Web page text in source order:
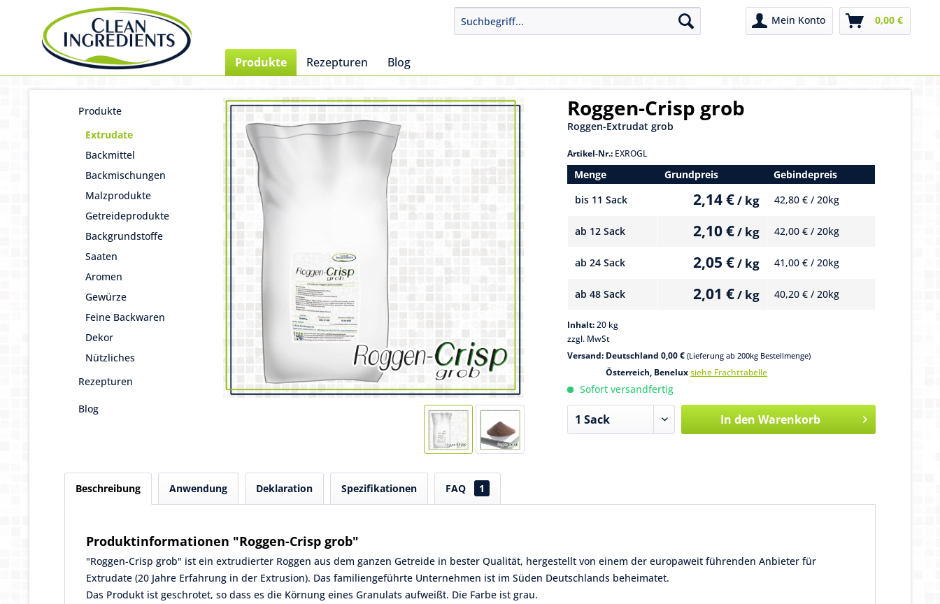
Mein Konto 0,00 €
Produkte Rezepturen Blog
Produkte
Extrudate
Backmittel
Backmischungen
Malzprodukte
Getreideprodukte
Backgrundstoffe
Saaten
Aromen
Gewürze
Feine Backwaren
Dekor
Nützliches
Rezepturen
Blog
Roggen-Crisp grob
Roggen-Extrudat grob
Artikel-Nr.: EXROGL
Menge Grundpreis
Gebindepreis
bis 11 Sack 2,14 €/ kg 42,80 € / 20kg
ab 12 Sack 2,10 €/ kg 42,00 € / 20kg
ab24 Sack 2,05 €/ kg 41,00 € / 20kg
ab48 Sack 2,01 €/ kg 40,20 € / 20kg
Inhalt:20 kg
zzgl. MwSt
Versand: Deutschland 0,00 € (Lieferung ab 200kg Bestellmenge)
Österreich, Beneluxsiehe Frachttabelle
Sofort versandfertig
In den Warenkorb
Beschreibung Anwendung Deklaration Spezifikationen FAQ 1
Produktinformationen "Roggen-Crisp grob"
"Roggen-Crisp grob" ist ein extrudierter Roggen aus dem ganzen Getreide in bester Qualität, hergestellt von einem der europaweit führenden Anbieter für
Extrudate (20 Jahre Erfahrung in der Extrusion). Das familiengeführte Unternehmen ist im Süden Deutschlands beheimatet.
Das Produkt ist geschrotet, so dass es die Körnung eines Granulats aufweißt. Die Farbe ist grau.